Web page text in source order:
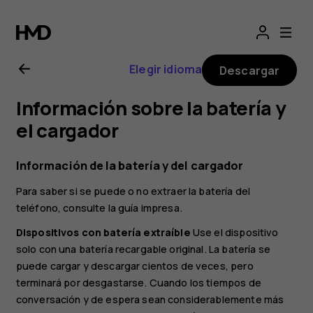
Manual
del
usuario
de
Nokia
4.2
Elegir idioma Descargar
Información sobre la batería y
el cargador
Información de la batería y del cargador
Para saber si se puede o no extraer la batería del
teléfono, consulte la guía impresa.
Dispositivos con batería extraíble Use el dispositivo
solo con una batería recargable original. La batería se
puede cargar y descargar cientos de veces, pero
terminará por desgastarse. Cuando los tiempos de
conversación y de espera sean considerablemente más